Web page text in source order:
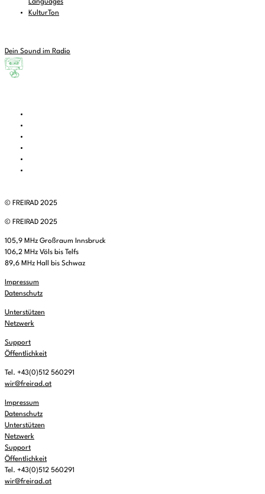
Languages
KulturTon
Dein Sound im Radio
© FREIRAD 2025
© FREIRAD 2025
105,9 MHz Großraum Innsbruck
106,2 MHz Völs bis Telfs
89,6 MHz Hall bis Schwaz
Impressum
Datenschutz
Unterstützen
Netzwerk
Support
Öffentlichkeit
Tel. +43(0)512 560291
wir@freirad.at
Impressum
Datenschutz
Unterstützen
Netzwerk
Support
Öffentlichkeit
Tel. +43(0)512 560291
wir@freirad.at